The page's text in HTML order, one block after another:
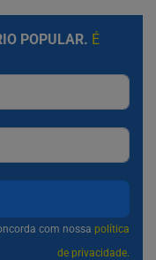
POPULAR. É
com nossa política
de privacidade.